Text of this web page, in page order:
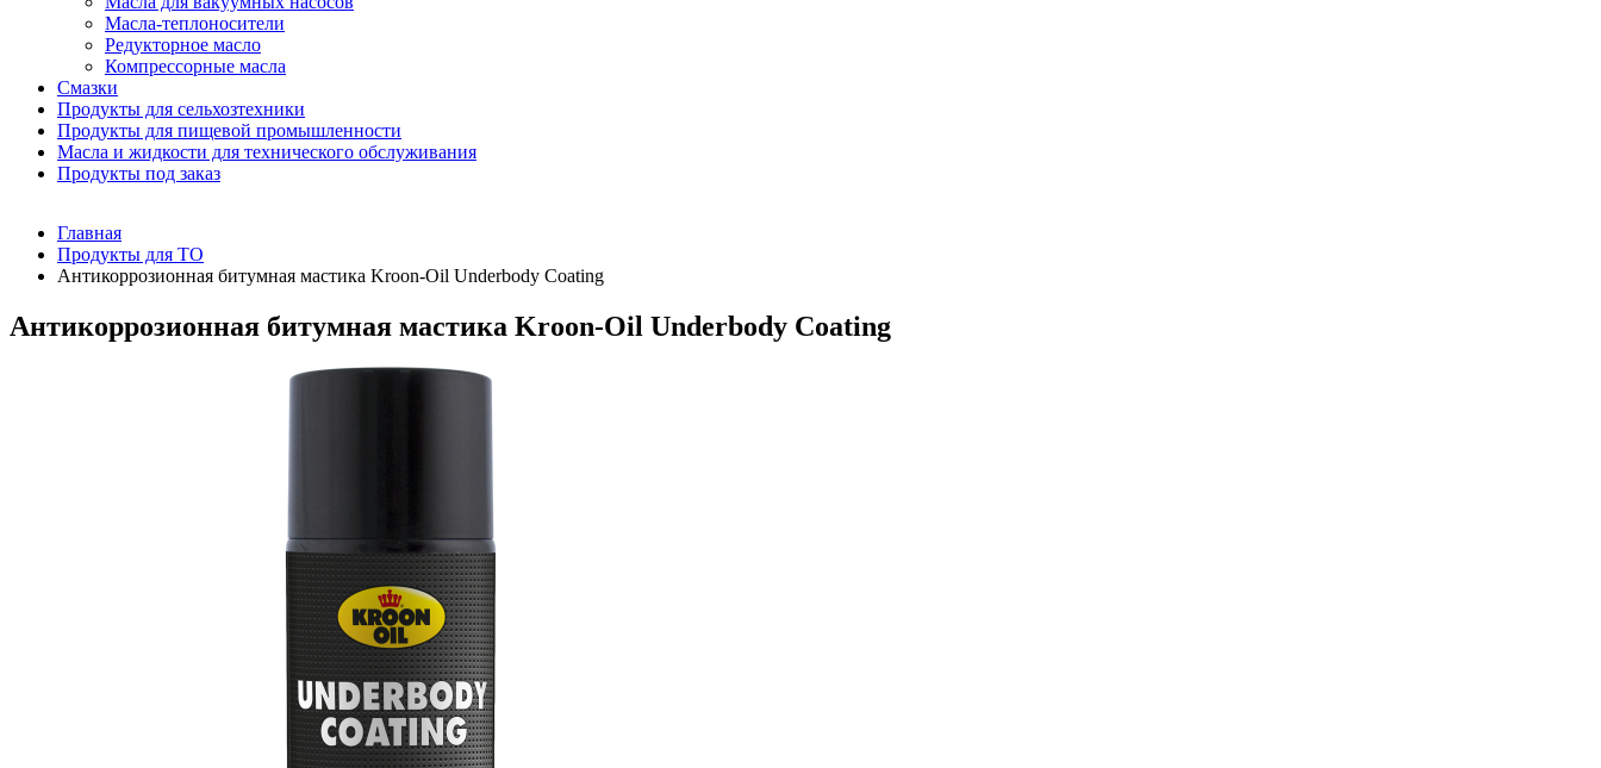
Масла-теплоносители
Редукторное масло
Компрессорные масла
Смазки
Продукты для сельхозтехники
Продукты для пищевой промышленности
Масла и жидкости для технического обслуживания
Продукты под заказ
Главная
Продукты для ТО
Антикоррозионная битумная мастика Kroon-Oil Underbody Coating
Антикоррозионная битумная мастика Kroon-Oil Underbody Coating